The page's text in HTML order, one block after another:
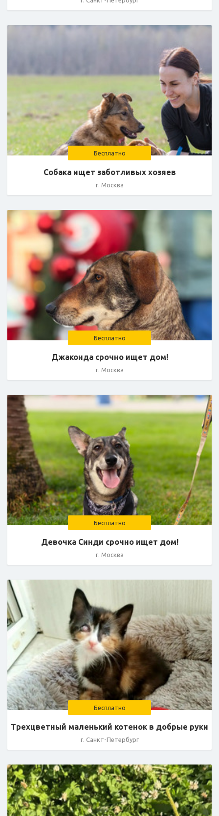
Бесплатно
Собака ищет заботливых хозяев
г. Москва
Бесплатно
Джаконда срочно ищет дом!
г. Москва
Бесплатно
Девочка Синди срочно ищет дом!
г. Москва
Бесплатно
Трехцветный маленький котенок в добрые руки
г. Санкт-Петербург